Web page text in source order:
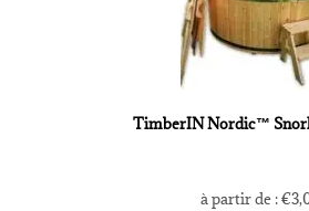
TimberIN Nordic™
à partir de :€